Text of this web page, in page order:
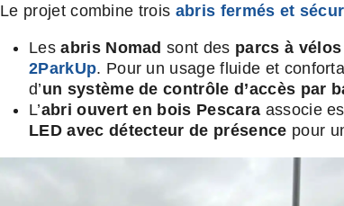
Le projet combine trois abris fermés et
Lesabris Nomad sont des parcs à
2ParkUp. Pour un usage fluide et
d’un système de contrôle d’accès par
L’abri ouvert en bois Pescara associe
LED avec détecteur de présence pour